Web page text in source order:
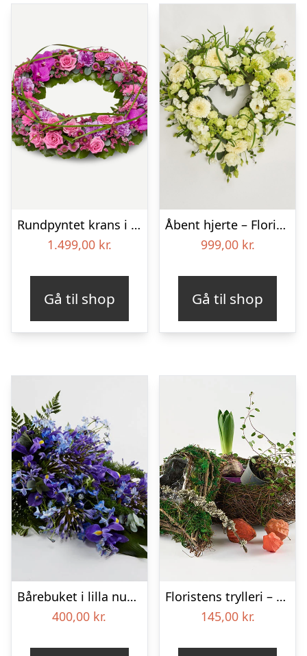
Rundpyntet krans i klassisk stil – pink
1.499,00 kr.
Gå til shop
Åbent hjerte – Floristens kreative valg
999,00 kr.
Gå til shop
Bårebuket i lilla nuancer – Blomster til begravelse
400,00 kr.
Floristens trylleri – gravpynt – Blomster til begravelse
145,00 kr.